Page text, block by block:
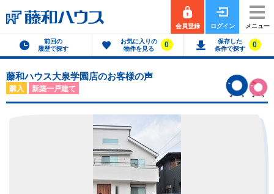
会員登録 ログイン メニュー
前回の
履歴で探す
お気に入りの
物件を見る
0
保存した
条件で探す
0
藤和ハウス大泉学園店のお客様の声
購入 新築一戸建て